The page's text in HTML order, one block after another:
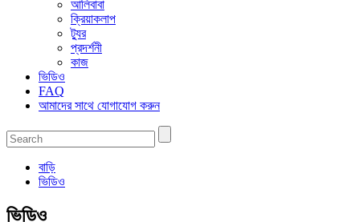
আলিবাবা
ক্রিয়াকলাপ
ট্যুর
প্রদর্শনী
কাজ
ভিডিও
FAQ
আমাদের সাথে যোগাযোগ করুন
বাড়ি
ভিডিও
ভিডিও